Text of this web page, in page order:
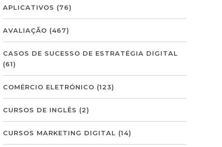
APLICATIVOS (76)
AVALIAÇÃO (467)
CASOS DE SUCESSO DE ESTRATÉGIA DIGITAL
(61)
COMÉRCIO ELETRÓNICO (123)
CURSOS DE INGLÊS (2)
CURSOS MARKETING DIGITAL (14)